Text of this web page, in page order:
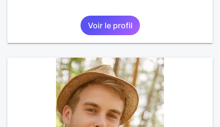
Voir le profil